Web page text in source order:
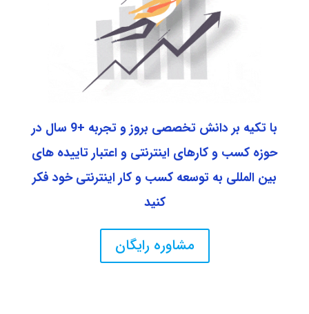
با تکیه بر دانش تخصصی بروز و تجربه +9 سال در
حوزه کسب و کارهای اینترنتی و اعتبار تاییده های
بین المللی به توسعه کسب و کار اینترنتی خود فکر
کنید
مشاوره رایگان